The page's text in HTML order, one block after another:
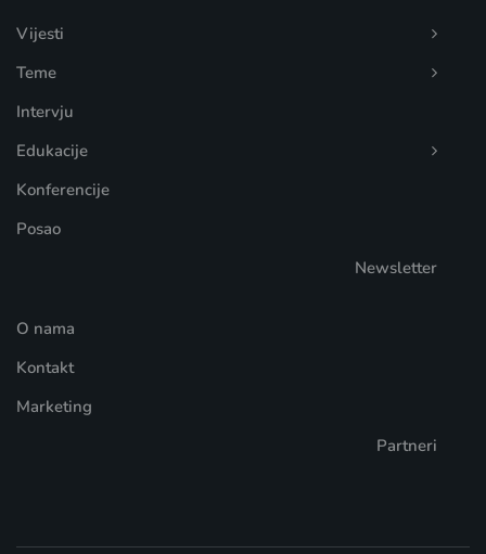
Vijesti
Teme
Intervju
Edukacije
Konferencije
Posao
Newsletter
O nama
Kontakt
Marketing
Partneri